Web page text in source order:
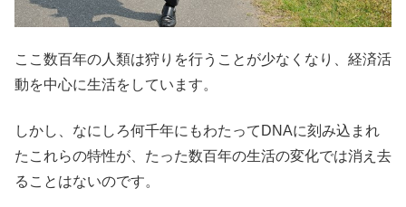
ここ数百年の人類は狩りを行うことが少なくなり、経済活
動を中心に生活をしています。
しかし、なにしろ何千年にもわたってDNAに刻み込まれ
たこれらの特性が、たった数百年の生活の変化では消え去
ることはないのです。